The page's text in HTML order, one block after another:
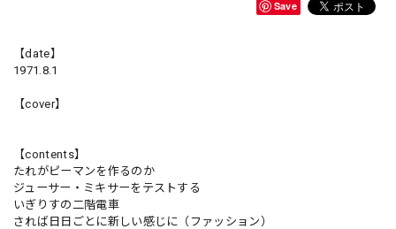
Save
【date】
1971.8.1
【cover】
【contents】
たれがピーマンを作るのか
ジューサー・ミキサーをテストする
いぎりすの二階電車
されば日日ごとに新しい感じに（ファッション）